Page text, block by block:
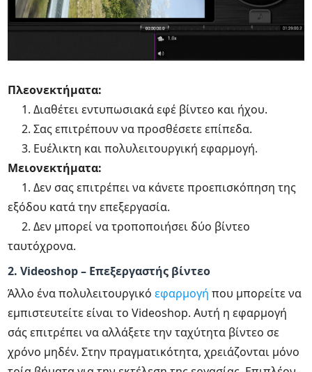
Πλεονεκτήματα:
1. Διαθέτει εντυπωσιακά εφέ βίντεο και ήχου.
2. Σας επιτρέπουν να προσθέσετε επίπεδα.
3. Ευέλικτη και πολυλειτουργική εφαρμογή.
Μειονεκτήματα:
1. Δεν σας επιτρέπει να κάνετε προεπισκόπηση της
εξόδου κατά την επεξεργασία.
2. Δεν μπορεί να τροποποιήσει δύο βίντεο
ταυτόχρονα.
2. Videoshop – Επεξεργαστής βίντεο
Άλλο ένα πολυλειτουργικόεφαρμογή που μπορείτε να
εμπιστευτείτε είναι το Videoshop. Αυτή η εφαρμογή
σάς επιτρέπει να αλλάξετε την ταχύτητα βίντεο σε
χρόνο μηδέν. Στην πραγματικότητα, χρειάζονται μόνο